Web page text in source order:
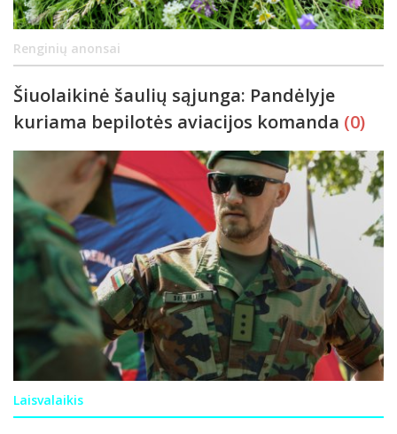
Renginių anonsai
Šiuolaikinė šaulių sąjunga: Pandėlyje
kuriama bepilotės aviacijos komanda (0)
Laisvalaikis